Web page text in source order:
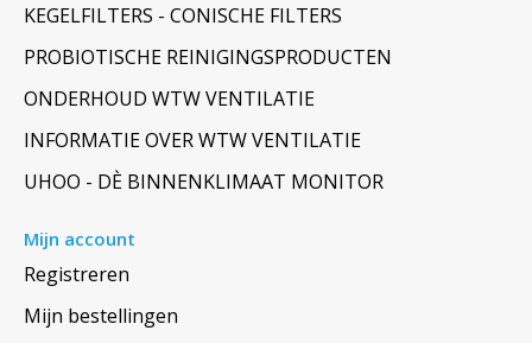
KEGELFILTERS - CONISCHE FILTERS
PROBIOTISCHE REINIGINGSPRODUCTEN
ONDERHOUD WTW VENTILATIE
INFORMATIE OVER WTW VENTILATIE
UHOO - DÈ BINNENKLIMAAT MONITOR
Mijn account
Registreren
Mijn bestellingen